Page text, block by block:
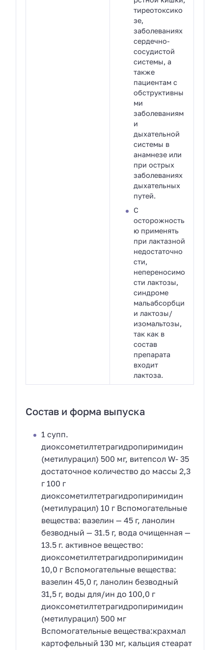
тиреотоксико
зе,
заболеваниях
сердечно-
сосудистой
системы, а
также
пациентам с
обструктивны
ми
заболеваниям
и
дыхательной
системы в
анамнезе или
при острых
заболеваниях
дыхательных
путей.
С
осторожность
ю применять
при лактазной
недостаточно
сти,
непереносимо
сти лактозы,
синдроме
мальабсорбци
и лактозы/
изомальтозы,
так как в
состав
препарата
входит
лактоза.
Состав и форма выпуска
1 супп.
диоксометилтетрагидропиримидин
(метилурацил) 500 мг, витепсол W- 35
достаточное количество до массы 2,3
г 100 г
диоксометилтетрагидропиримидин
(метилурацил) 10 г Вспомогательные
вещества: вазелин — 45 г, ланолин
безводный — 31.5 г, вода очищенная —
13.5 г. активное вещество:
диоксометилтетрагидропиримидин
10,0 г Вспомогательные вещества:
вазелин 45,0 г, ланолин безводный
31,5 г, воды для/ин до 100,0 г
диоксометилтетрагидропиримидин
(метилурацил) 500 мг
Вспомогательные вещества:крахмал
картофельный 130 мг, кальция стеарат